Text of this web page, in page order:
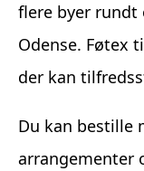
flere byer
Odense. Føtex
der kan
Du kan bestille
arrangementer